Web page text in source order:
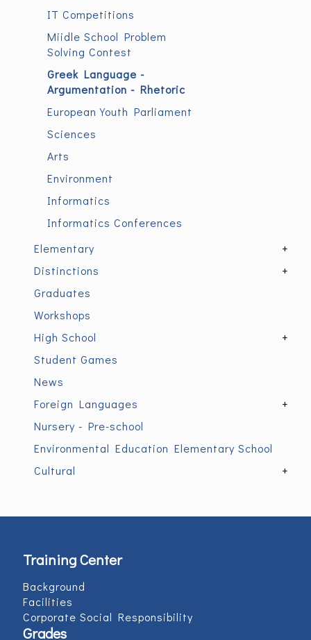
IT Competitions
Miidle School Problem
Solving Contest
Greek Language -
Argumentation - Rhetoric
European Youth Parliament
Sciences
Arts
Environment
Informatics
Informatics Conferences
+
Elementary
+
Distinctions
Graduates
Workshops
+
High School
Student Games
News
+
Foreign Languages
Nursery - Pre-school
Environmental Education Elementary School
+
Cultural
Training Center
Background
Facilities
Corporate Social Responsibility
Grades